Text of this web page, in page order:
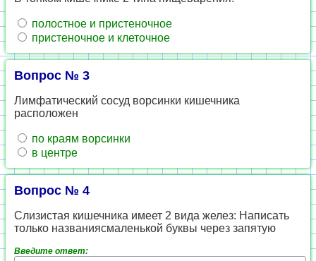
полостное и пристеночное
пристеночное и клеточное
Вопрос № 3
Лимфатический сосуд ворсинки кишечника
расположен
по краям ворсинки
в центре
Вопрос № 4
Слизистая кишечника имеет 2 вида желез: Написать
только названиясмаленькой буквы через запятую
Введите ответ: